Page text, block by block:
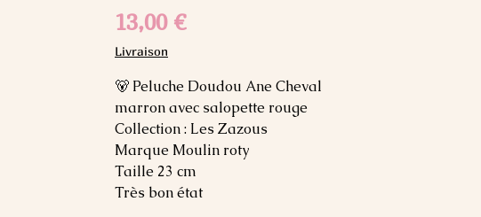
13,00 €Prix
Livraison
🐻 Peluche Doudou Ane Cheval
marron avec salopette rouge
Collection : Les Zazous
Marque Moulin roty
Taille 23 cm
Très bon état